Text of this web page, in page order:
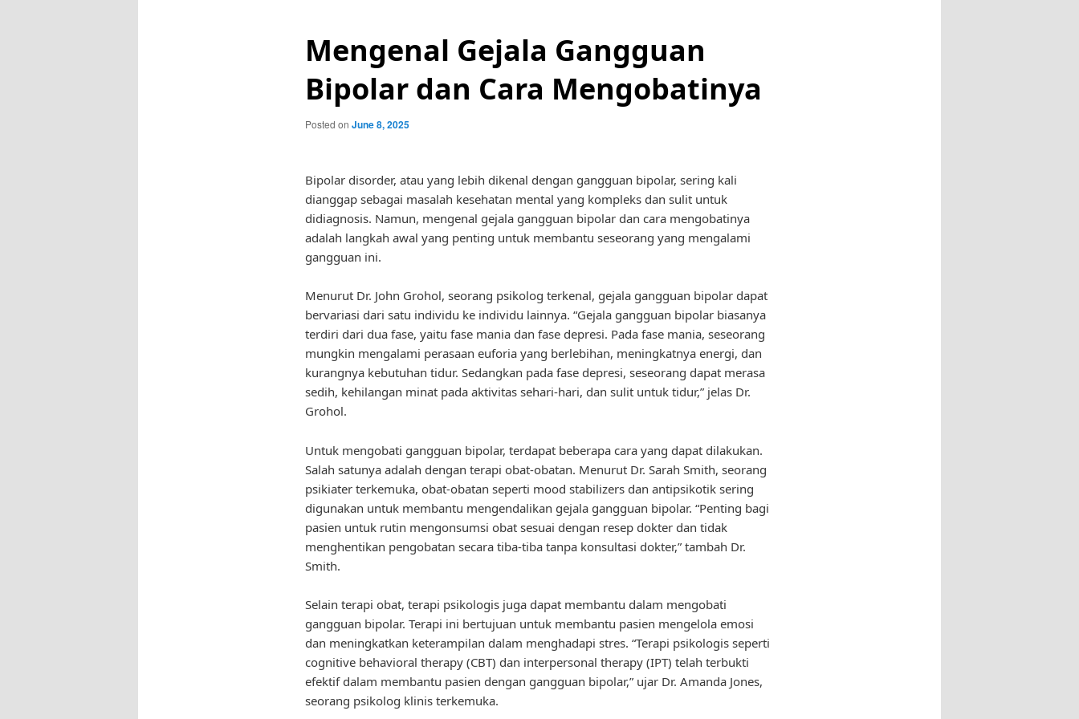
Mengenal Gejala Gangguan
Bipolar dan Cara Mengobatinya
Posted on June 8, 2025
Bipolar disorder, atau yang lebih dikenal dengan gangguan bipolar, sering kali
dianggap sebagai masalah kesehatan mental yang kompleks dan sulit untuk
didiagnosis. Namun, mengenal gejala gangguan bipolar dan cara mengobatinya
adalah langkah awal yang penting untuk membantu seseorang yang mengalami
gangguan ini.
Menurut Dr. John Grohol, seorang psikolog terkenal, gejala gangguan bipolar dapat
bervariasi dari satu individu ke individu lainnya. “Gejala gangguan bipolar biasanya
terdiri dari dua fase, yaitu fase mania dan fase depresi. Pada fase mania, seseorang
mungkin mengalami perasaan euforia yang berlebihan, meningkatnya energi, dan
kurangnya kebutuhan tidur. Sedangkan pada fase depresi, seseorang dapat merasa
sedih, kehilangan minat pada aktivitas sehari-hari, dan sulit untuk tidur,” jelas Dr.
Grohol.
Untuk mengobati gangguan bipolar, terdapat beberapa cara yang dapat dilakukan.
Salah satunya adalah dengan terapi obat-obatan. Menurut Dr. Sarah Smith, seorang
psikiater terkemuka, obat-obatan seperti mood stabilizers dan antipsikotik sering
digunakan untuk membantu mengendalikan gejala gangguan bipolar. “Penting bagi
pasien untuk rutin mengonsumsi obat sesuai dengan resep dokter dan tidak
menghentikan pengobatan secara tiba-tiba tanpa konsultasi dokter,” tambah Dr.
Smith.
Selain terapi obat, terapi psikologis juga dapat membantu dalam mengobati
gangguan bipolar. Terapi ini bertujuan untuk membantu pasien mengelola emosi
dan meningkatkan keterampilan dalam menghadapi stres. “Terapi psikologis seperti
cognitive behavioral therapy (CBT) dan interpersonal therapy (IPT) telah terbukti
efektif dalam membantu pasien dengan gangguan bipolar,” ujar Dr. Amanda Jones,
seorang psikolog klinis terkemuka.